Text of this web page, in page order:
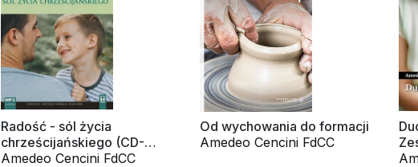
Radość - sól życia
chrześcijańskiego (CD-
audiobook)
Amedeo Cencini FdCC
Od wychowania do formacji
Amedeo Cencini FdCC
nr